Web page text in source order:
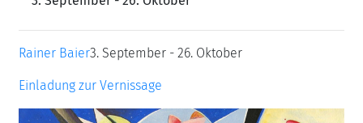
Rainer Baier3. September - 26. Oktober
Einladung zur Vernissage